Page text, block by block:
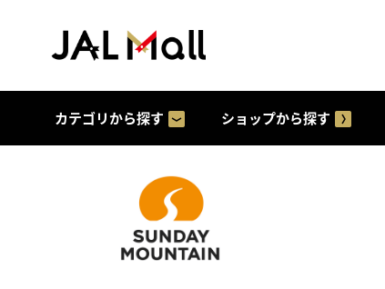
カテゴリから探す ショップから探す